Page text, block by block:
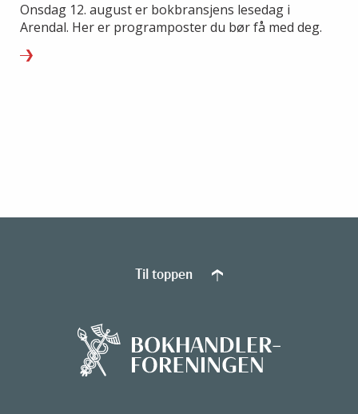
Onsdag 12. august er bokbransjens lesedag i
Arendal. Her er programposter du bør få med deg.
Til toppen